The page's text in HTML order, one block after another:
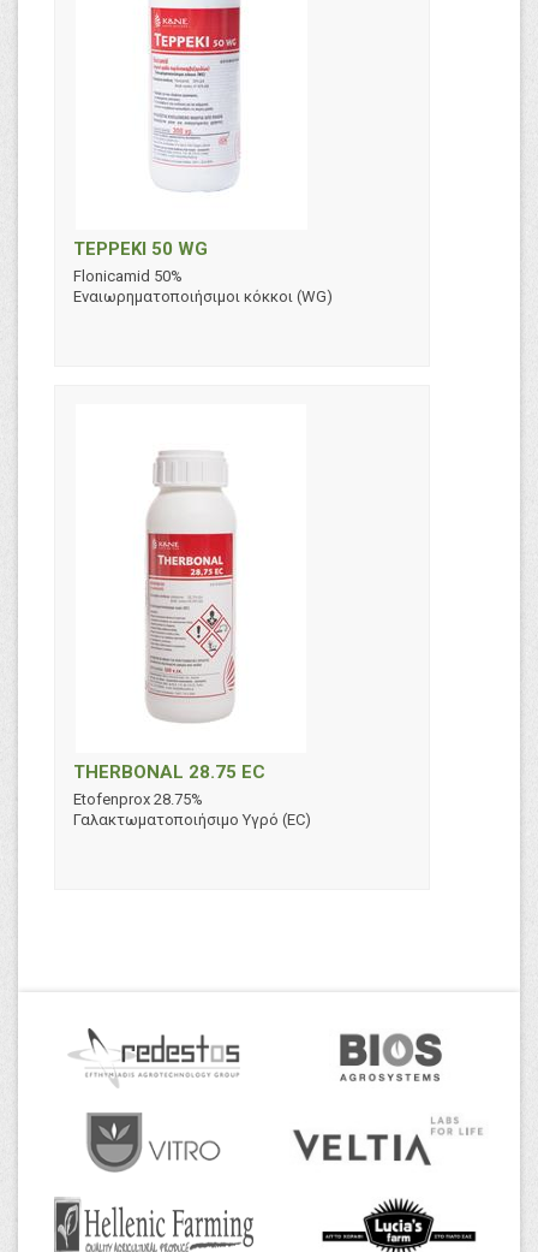
TEPPEKI 50 WG
Flonicamid 50%
Εναιωρηματοποιήσιμοι κόκκοι (WG)
THERBONAL 28.75 EC
Etofenprox 28.75%
Γαλακτωματοποιήσιμο Υγρό (EC)